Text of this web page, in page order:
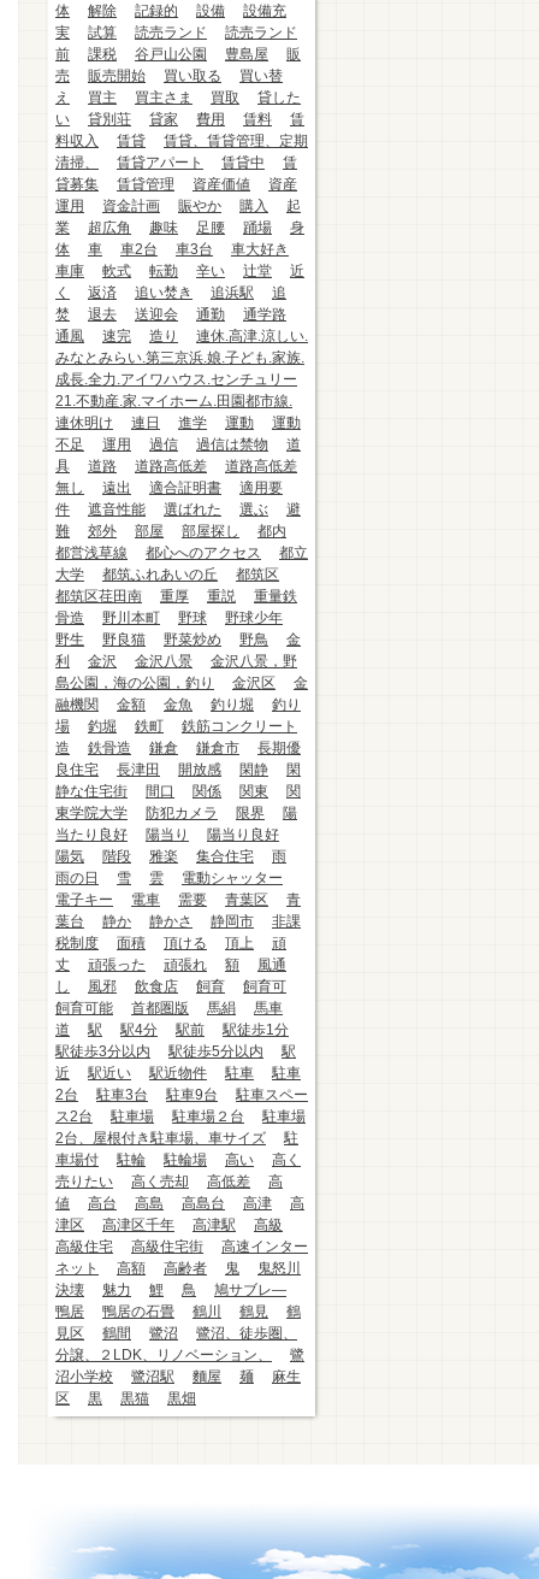
体
解除 記録的 設備
設備充
実
試算 読売ランド
読売ランド
前
課税 谷戸山公園 豊島屋
販
売
販売開始 買い取る
買い替
え
買主 買主さま 買取
貸した
い
貸別荘 貸家 費用 賃料
賃
料収入
賃貸
賃貸、賃貸管理、定期
清掃、
賃貸アパート 賃貸中
賃
貸募集
賃貸管理 資産価値
資産
運用
資金計画 賑やか 購入
起
業
超広角 趣味 足腰 踊場
身
体
車 車2台 車3台
車大好き
車庫
軟式 転勤 辛い 辻堂
近
く
返済 追い焚き 追浜駅
追
焚
退去 送迎会 通勤
通学路
通風
速完 造り
連休.高津.涼しい.
みなとみらい.第三京浜.娘.子ども.家族.
成長.全力.アイワハウス.センチュリー
21.不動産.家.マイホーム.田園都市線.
連休明け
連日 進学 運動
運動
不足
運用 過信 過信は禁物
道
具
道路 道路高低差
道路高低差
無し
遠出 適合証明書
適用要
件
遮音性能 選ばれた 選ぶ
避
難
郊外 部屋 部屋探し
都内
都営浅草線
都心へのアクセス
都立
大学
都筑ふれあいの丘
都筑区
都筑区荏田南
重厚 重説
重量鉄
骨造
野川本町 野球
野球少年
野生
野良猫 野菜炒め 野鳥
金
利
金沢 金沢八景
金沢八景，野
島公園，海の公園，釣り
金沢区
金
融機関
金額 金魚 釣り堀
釣り
場
釣堀 鉄町
鉄筋コンクリート
造
鉄骨造 鎌倉 鎌倉市
長期優
良住宅
長津田 開放感 閑静
閑
静な住宅街
間口 関係 関東
関
東学院大学
防犯カメラ 限界
陽
当たり良好
陽当り
陽当り良好
陽気
階段 雅楽 集合住宅
雨
雨の日
雪 雲
電動シャッター
電子キー
電車 需要 青葉区
青
葉台
静か 静かさ 静岡市
非課
税制度
面積 頂ける 頂上
頑
丈
頑張った 頑張れ 額
風通
し
風邪 飲食店 飼育
飼育可
飼育可能
首都圏版 馬絹
馬車
道
駅 駅4分 駅前
駅徒歩1分
駅徒歩3分以内
駅徒歩5分以内
駅
近
駅近い 駅近物件 駐車
駐車
2台
駐車3台 駐車9台
駐車スペー
ス2台
駐車場 駐車場２台
駐車場
2台、屋根付き駐車場、車サイズ
駐
車場付
駐輪 駐輪場 高い
高く
売りたい
高く売却 高低差
高
値
高台 高島 高島台 高津
高
津区
高津区千年 高津駅
高級
高級住宅
高級住宅街
高速インター
ネット
高額 高齢者 鬼
鬼怒川
決壊
魅力 鯉 鳥
鳩サブレ―
鴨居
鴨居の石畳 鶴川 鶴見
鶴
見区
鶴間 鷺沼
鷺沼、徒歩圏、
分譲、２LDK、リノベーション、
鷺
沼小学校
鷺沼駅 麵屋 麺
麻生
区
黒 黒猫 黒畑